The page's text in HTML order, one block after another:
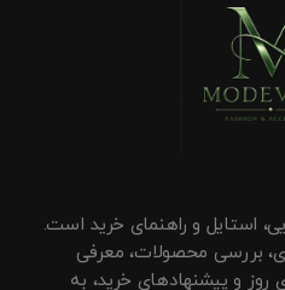
استایل و راهنمای خرید است.
بررسی محصولات، معرفی
روز و پیشنهادهای خرید، به